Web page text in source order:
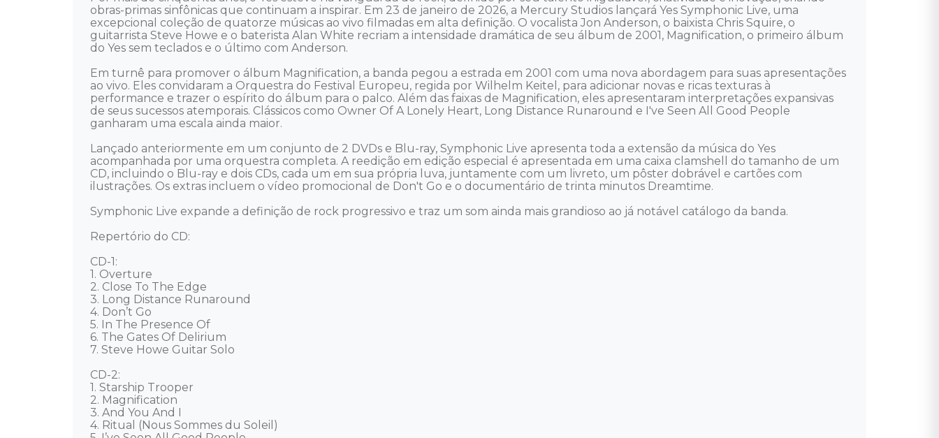
obras-primas sinfônicas que continuam a inspirar. Em 23 de janeiro de 2026, a Mercury Studios lançará Yes Symphonic Live, uma
excepcional coleção de quatorze músicas ao vivo filmadas em alta definição. O vocalista Jon Anderson, o baixista Chris Squire, o
guitarrista Steve Howe e o baterista Alan White recriam a intensidade dramática de seu álbum de 2001, Magnification, o primeiro álbum
do Yes sem teclados e o último com Anderson.
Em turnê para promover o álbum Magnification, a banda pegou a estrada em 2001 com uma nova abordagem para suas apresentações
ao vivo. Eles convidaram a Orquestra do Festival Europeu, regida por Wilhelm Keitel, para adicionar novas e ricas texturas à
performance e trazer o espírito do álbum para o palco. Além das faixas de Magnification, eles apresentaram interpretações expansivas
de seus sucessos atemporais. Clássicos como Owner Of A Lonely Heart, Long Distance Runaround e I've Seen All Good People
ganharam uma escala ainda maior.
Lançado anteriormente em um conjunto de 2 DVDs e Blu-ray, Symphonic Live apresenta toda a extensão da música do Yes
acompanhada por uma orquestra completa. A reedição em edição especial é apresentada em uma caixa clamshell do tamanho de um
CD, incluindo o Blu-ray e dois CDs, cada um em sua própria luva, juntamente com um livreto, um pôster dobrável e cartões com
ilustrações. Os extras incluem o vídeo promocional de Don't Go e o documentário de trinta minutos Dreamtime.
Symphonic Live expande a definição de rock progressivo e traz um som ainda mais grandioso ao já notável catálogo da banda.
Repertório do CD:
CD-1:
1. Overture
2. Close To The Edge
3. Long Distance Runaround
4. Don’t Go
5. In The Presence Of
6. The Gates Of Delirium
7. Steve Howe Guitar Solo
CD-2:
1. Starship Trooper
2. Magnification
3. And You And I
4. Ritual (Nous Sommes du Soleil)